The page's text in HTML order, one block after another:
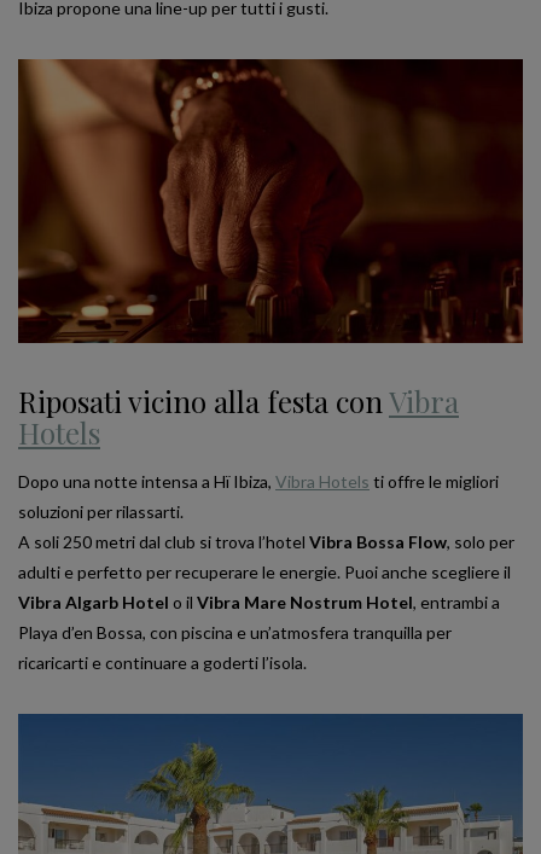
Ibiza propone una line-up per tutti i gusti.
Riposati vicino alla festa con Vibra
Hotels
Dopo una notte intensa a Hï Ibiza, Vibra Hotels ti offre le migliori
soluzioni per rilassarti.
A soli 250 metri dal club si trova l’hotel Vibra Bossa Flow, solo per
adulti e perfetto per recuperare le energie. Puoi anche scegliere il
Vibra Algarb Hotel o il Vibra Mare Nostrum Hotel, entrambi a
Playa d’en Bossa, con piscina e un’atmosfera tranquilla per
ricaricarti e continuare a goderti l’isola.